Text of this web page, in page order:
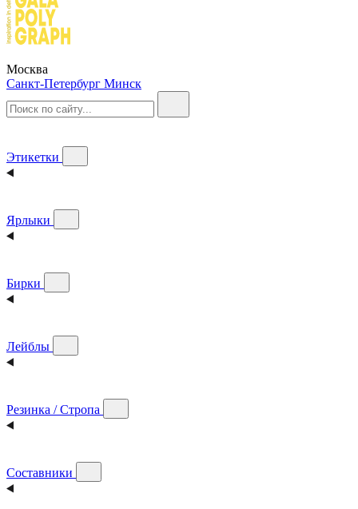
Москва
Санкт-Петербург Минск
Этикетки
Ярлыки
Бирки
Лейблы
Резинка / Стропа
Составники